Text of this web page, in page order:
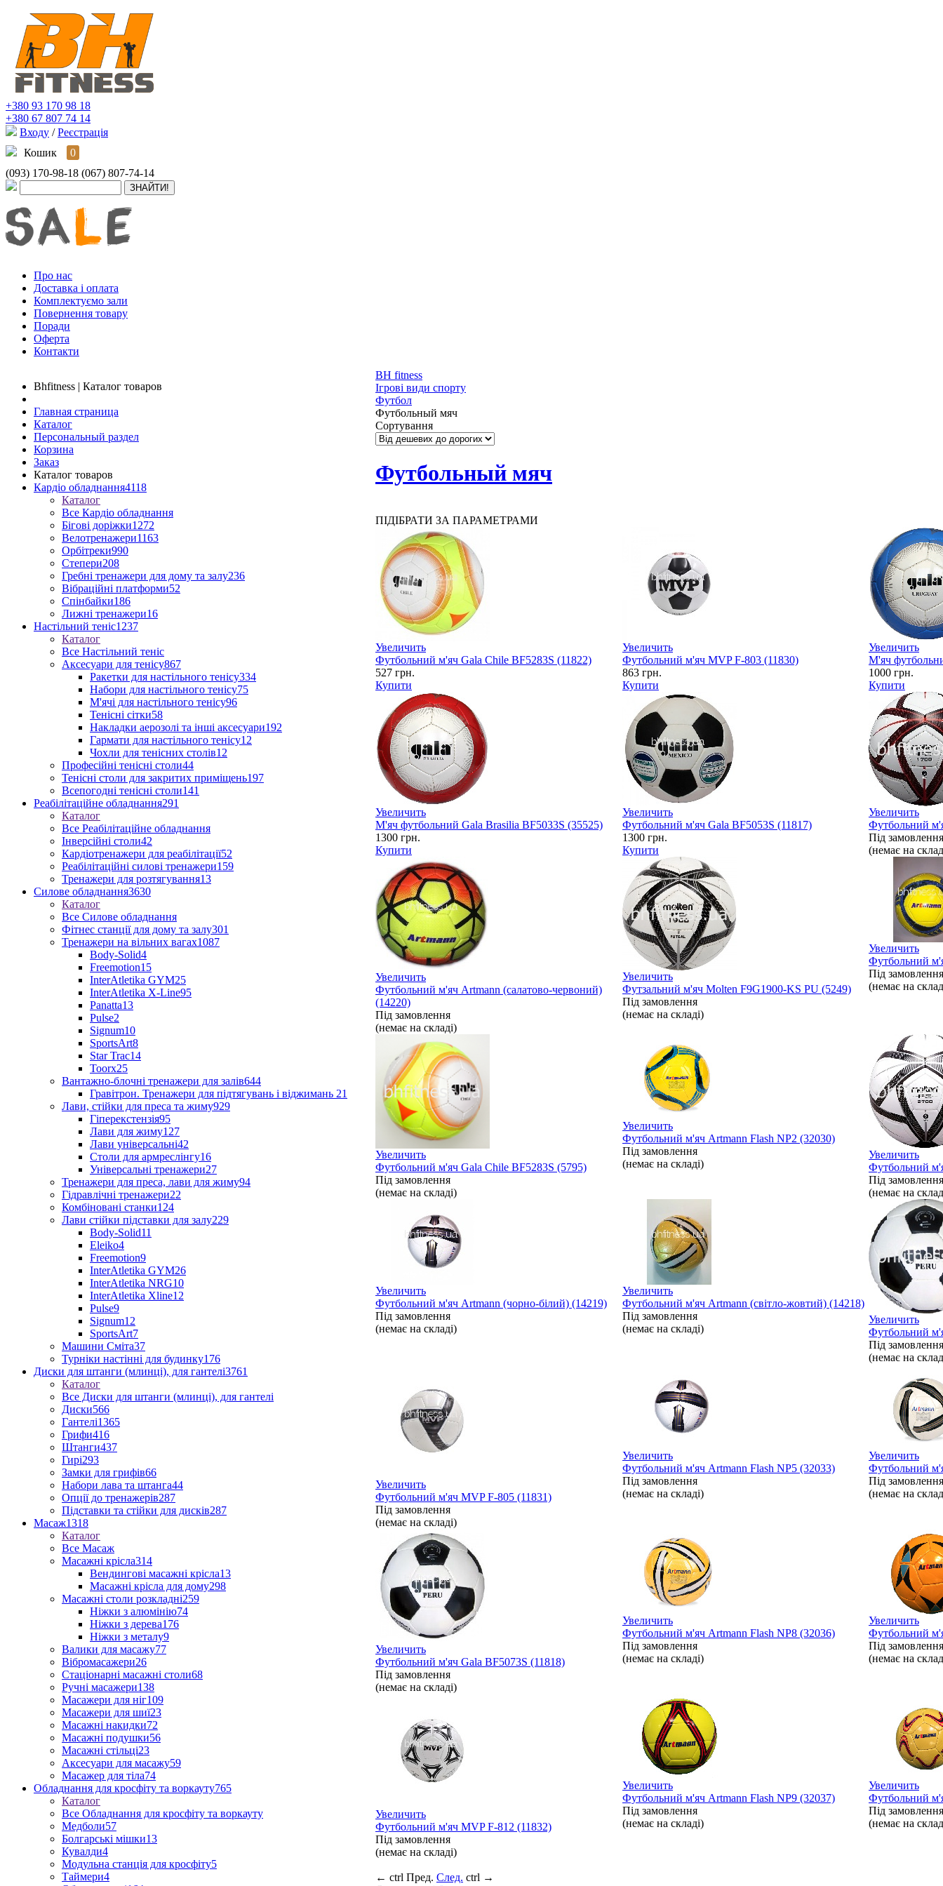
+380 93 170 98 18
+380 67 807 74 14
Входу / Реєстрація
Кошик
0
(093) 170-98-18 (067) 807-74-14
Про нас
Доставка і оплата
Комплектуємо зали
Повернення товару
Поради
Оферта
Контакти
Bhfitness | Каталог товаров
Главная страница
Каталог
Персональный раздел
Корзина
Заказ
Каталог товаров
Кардіо обладнання4118
Каталог
Все Кардіо обладнання
Бігові доріжки1272
Велотренажери1163
Орбітреки990
Степери208
Гребні тренажери для дому та залу236
Вібраційні платформи52
Спінбайки186
Лижні тренажери16
Настільний теніс1237
Каталог
Все Настільний теніс
Аксесуари для тенісу867
Ракетки для настільного тенісу334
Набори для настільного тенісу75
М'ячі для настільного тенісу96
Тенісні сітки58
Накладки аерозолі та інші аксесуари192
Гармати для настільного тенісу12
Чохли для тенісних столів12
Професійні тенісні столи44
Тенісні столи для закритих приміщень197
Всепогодні тенісні столи141
Реабілітаційне обладнання291
Каталог
Все Реабілітаційне обладнання
Інверсійні столи42
Кардіотренажери для реабілітації52
Реабілітаційні силові тренажери159
Тренажери для розтягування13
Силове обладнання3630
Каталог
Все Силове обладнання
Фітнес станції для дому та залу301
Тренажери на вільних вагах1087
Body-Solid4
Freemotion15
InterAtletika GYM25
InterAtletika X-Line95
Panatta13
Pulse2
Signum10
SportsArt8
Star Trac14
Toorx25
Вантажно-блочні тренажери для залів644
Гравітрон. Тренажери для підтягувань і віджимань 21
Лави, стійки для преса та жиму929
Гіперекстензія95
Лави для жиму127
Лави універсальні42
Столи для армреслінгу16
Універсальні тренажери27
Тренажери для преса, лави для жиму94
Гідравлічні тренажери22
Комбіновані станки124
Лави стійки підставки для залу229
Body-Solid11
Eleiko4
Freemotion9
InterAtletika GYM26
InterAtletika NRG10
InterAtletika Xline12
Pulse9
Signum12
SportsArt7
Машини Сміта37
Турніки настінні для будинку176
Диски для штанги (млинці), для гантелі3761
Каталог
Все Диски для штанги (млинці), для гантелі
Диски566
Гантелі1365
Грифи416
Штанги437
Гирі293
Замки для грифів66
Набори лава та штанга44
Опції до тренажерів287
Підставки та стійки для дисків287
Масаж1318
Каталог
Все Масаж
Масажні крісла314
Вендингові масажні крісла13
Масажні крісла для дому298
Масажні столи розкладні259
Ніжки з алюмінію74
Ніжки з дерева176
Ніжки з металу9
Валики для масажу77
Вібромасажери26
Стаціонарні масажні столи68
Ручні масажери138
Масажери для ніг109
Масажери для шиї23
Масажні накидки72
Масажні подушки56
Масажні стільці23
Аксесуари для масажу59
Масажер для тіла74
Обладнання для кросфіту та воркауту765
Каталог
Все Обладнання для кросфіту та воркауту
Медболи57
Болгарські мішки13
Кувалди4
Модульна станція для кросфіту5
Таймери4
BH fitness
Ігрові види спорту
Футбол
Футбольный мяч
Сортування
Футбольный мяч
ПІДІБРАТИ ЗА ПАРАМЕТРАМИ
Увеличить
Футбольний м'яч Gala Chile BF5283S (11822)
527 грн.
Купити
Увеличить
Футбольний м'яч MVP F-803 (11830)
863 грн.
Купити
Увеличить
М'яч
1000 грн.
Купити
Увеличить
М'яч футбольний Gala Brasilia BF5033S (35525)
1300 грн.
Купити
Увеличить
Футбольний м'яч Gala BF5053S (11817)
1300 грн.
Купити
Увеличить
Футбольний
Під замовлення
(немає на
Увеличить
Футбольний м'яч Artmann (салатово-червоний)
(14220)
Під замовлення
(немає на складі)
Увеличить
Футзальний м'яч Molten F9G1900-KS PU (5249)
Під замовлення
(немає на складі)
Увеличить
Футбольний
Під замовлення
(немає на
Увеличить
Футбольний м'яч Gala Сhile BF5283S (5795)
Під замовлення
(немає на складі)
Увеличить
Футбольний м'яч Artmann Flash NP2 (32030)
Під замовлення
(немає на складі)
Увеличить
Футбольний
Під замовлення
(немає на
Увеличить
Футбольний м'яч Artmann (чорно-білий) (14219)
Під замовлення
(немає на складі)
Увеличить
Футбольний м'яч Artmann (світло-жовтий) (14218)
Під замовлення
(немає на складі)
Увеличить
Футбольний
Під замовлення
(немає на
Увеличить
Футбольний м'яч MVP F-805 (11831)
Під замовлення
(немає на складі)
Увеличить
Футбольний м'яч Artmann Flash NP5 (32033)
Під замовлення
(немає на складі)
Увеличить
Футбольний
Під замовлення
(немає на
Увеличить
Футбольний м'яч Gala BF5073S (11818)
Під замовлення
(немає на складі)
Увеличить
Футбольний м'яч Artmann Flash NP8 (32036)
Під замовлення
(немає на складі)
Увеличить
Футбольний
Під замовлення
(немає на
Увеличить
Футбольний м'яч MVP F-812 (11832)
Під замовлення
(немає на складі)
Увеличить
Футбольний м'яч Artmann Flash NP9 (32037)
Під замовлення
(немає на складі)
Увеличить
Футбольний
Під замовлення
(немає на
← ctrl Пред. След. ctrl →